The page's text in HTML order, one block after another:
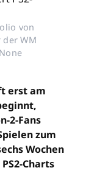
von
der WM
erst am
2-Fans
zum
Wochen
Charts